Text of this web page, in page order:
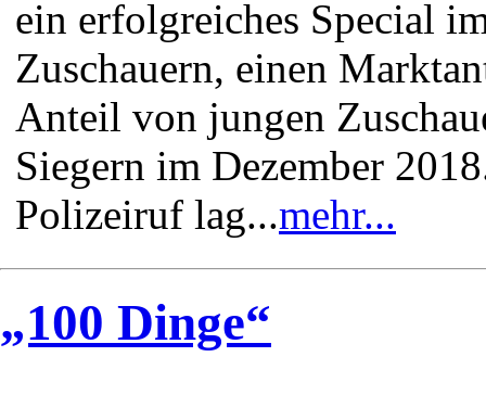
ein erfolgreiches Special
Zuschauern, einen
Anteil von jungen
Siegern im Dezember
Polizeiruf lag...mehr...
„100 Dinge“